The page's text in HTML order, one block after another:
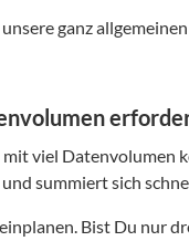
ganz
viel Datenvolumen
summiert sich
Bist Du nur